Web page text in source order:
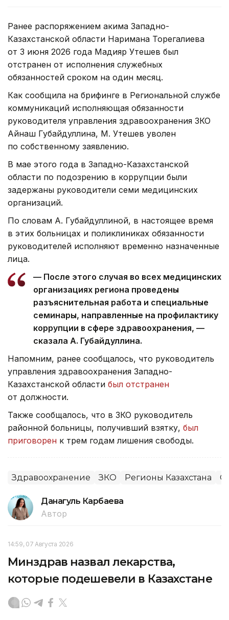
Ранее распоряжением акима Западно-
Казахстанской области Наримана Торегалиева
от 3 июня 2026 года Мадияр Утешев был
отстранен от исполнения служебных
обязанностей сроком на один месяц.
Как сообщила на брифинге в Региональной службе
коммуникаций исполняющая обязанности
руководителя управления здравоохранения ЗКО
Айнаш Губайдуллина, М. Утешев уволен
по собственному заявлению.
В мае этого года в Западно-Казахстанской
области по подозрению в коррупции были
задержаны руководители семи медицинских
организаций.
По словам А. Губайдуллиной, в настоящее время
в этих больницах и поликлиниках обязанности
руководителей исполняют временно назначенные
лица.
— После этого случая во всех медицинских
организациях региона проведены
разъяснительная работа и специальные
семинары, направленные на профилактику
коррупции в сфере здравоохранения, —
сказала А. Губайдуллина.
Напомним, ранее сообщалось, что руководитель
управления здравоохранения Западно-
Казахстанской области был отстранен
от должности.
Также сообщалось, что в ЗКО руководитель
районной больницы, получивший взятку, был
приговорен к трем годам лишения свободы.
Здравоохранение ЗКО Регионы Казахстана
Данагуль Карбаева
Автор
14:59, 07 Августа 2026
Минздрав назвал лекарства,
которые подешевели в Казахстане